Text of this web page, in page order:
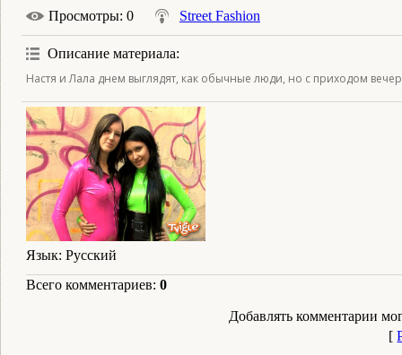
Просмотры: 0 Street Fashion
Описание материала:
Настя и Лала днем выглядят, как обычные люди, но с приходом
Язык: Русский
Всего комментариев: 0
Добавлять комментарии
[